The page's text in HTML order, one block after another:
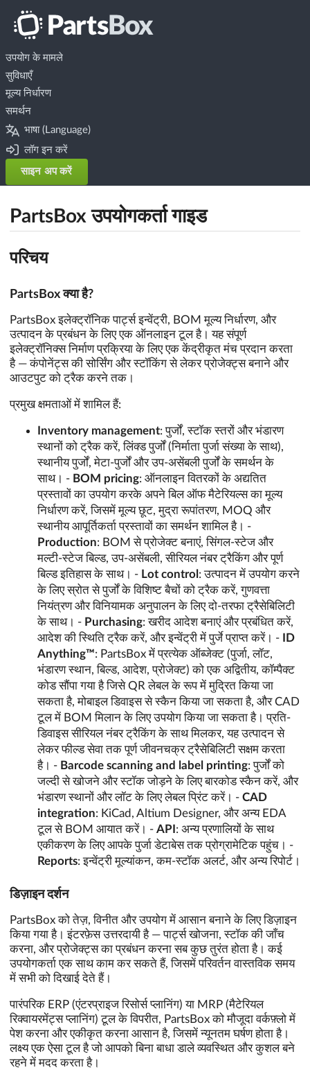
उपयोग के मामले
सुविधाएँ
मूल्य निर्धारण
समर्थन
भाषा (Language)
लॉग इन करें
साइन अप करें
PartsBox उपयोगकर्ता गाइड
परिचय
PartsBox क्या है?
PartsBox इलेक्ट्रॉनिक पार्ट्स इन्वेंट्री, BOM मूल्य निर्धारण, और
उत्पादन के प्रबंधन के लिए एक ऑनलाइन टूल है। यह संपूर्ण
इलेक्ट्रॉनिक्स निर्माण प्रक्रिया के लिए एक केंद्रीकृत मंच प्रदान करता
है — कंपोनेंट्स की सोर्सिंग और स्टॉकिंग से लेकर प्रोजेक्ट्स बनाने और
आउटपुट को ट्रैक करने तक।
प्रमुख क्षमताओं में शामिल हैं:
Inventory management: पुर्जों, स्टॉक स्तरों और भंडारण
स्थानों को ट्रैक करें, लिंक्ड पुर्जों (निर्माता पुर्जा संख्या के साथ),
स्थानीय पुर्जों, मेटा-पुर्जों और उप-असेंबली पुर्जों के समर्थन के
साथ। - BOM pricing: ऑनलाइन वितरकों के अद्यतित
प्रस्तावों का उपयोग करके अपने बिल ऑफ मैटेरियल्स का मूल्य
निर्धारण करें, जिसमें मूल्य छूट, मुद्रा रूपांतरण, MOQ और
स्थानीय आपूर्तिकर्ता प्रस्तावों का समर्थन शामिल है। -
Production: BOM से प्रोजेक्ट बनाएं, सिंगल-स्टेज और
मल्टी-स्टेज बिल्ड, उप-असेंबली, सीरियल नंबर ट्रैकिंग और पूर्ण
बिल्ड इतिहास के साथ। - Lot control : उत्पादन में उपयोग करने
के लिए स्रोत से पुर्जों के विशिष्ट बैचों को ट्रैक करें, गुणवत्ता
नियंत्रण और विनियामक अनुपालन के लिए दो-तरफा ट्रैसेबिलिटी
के साथ। - Purchasing: खरीद आदेश बनाएं और प्रबंधित करें,
आदेश की स्थिति ट्रैक करें, और इन्वेंट्री में पुर्जे प्राप्त करें। -
ID
Anything™: PartsBox में प्रत्येक ऑब्जेक्ट (पुर्जा, लॉट,
भंडारण स्थान, बिल्ड, आदेश, प्रोजेक्ट) को एक अद्वितीय, कॉम्पैक्ट
कोड सौंपा गया है जिसे QR लेबल के रूप में मुद्रित किया जा
सकता है, मोबाइल डिवाइस से स्कैन किया जा सकता है, और CAD
टूल में BOM मिलान के लिए उपयोग किया जा सकता है। प्रति-
डिवाइस सीरियल नंबर ट्रैकिंग के साथ मिलकर, यह उत्पादन से
लेकर फील्ड सेवा तक पूर्ण जीवनचक्र ट्रैसेबिलिटी सक्षम करता
है। - Barcode scanning and label printing: पुर्जों को
जल्दी से खोजने और स्टॉक जोड़ने के लिए बारकोड स्कैन करें, और
भंडारण स्थानों और लॉट के लिए लेबल प्रिंट करें। - CAD
integration: KiCad, Altium Designer, और अन्य EDA
टूल से BOM आयात करें। - API : अन्य प्रणालियों के साथ
एकीकरण के लिए आपके पुर्जा डेटाबेस तक प्रोग्रामेटिक पहुंच। -
Reports: इन्वेंट्री मूल्यांकन, कम-स्टॉक अलर्ट, और अन्य रिपोर्ट।
डिज़ाइन दर्शन
PartsBox को तेज़, विनीत और उपयोग में आसान बनाने के लिए डिज़ाइन
किया गया है। इंटरफ़ेस उत्तरदायी है — पार्ट्स खोजना, स्टॉक की जाँच
करना, और प्रोजेक्ट्स का प्रबंधन करना सब कुछ तुरंत होता है। कई
उपयोगकर्ता एक साथ काम कर सकते हैं, जिसमें परिवर्तन वास्तविक समय
में सभी को दिखाई देते हैं।
पारंपरिक ERP (एंटरप्राइज रिसोर्स प्लानिंग) या MRP (मैटेरियल
रिक्वायरमेंट्स प्लानिंग) टूल के विपरीत, PartsBox को मौजूदा वर्कफ़्लो में
पेश करना और एकीकृत करना आसान है, जिसमें न्यूनतम घर्षण होता है।
लक्ष्य एक ऐसा टूल है जो आपको बिना बाधा डाले व्यवस्थित और कुशल बने
रहने में मदद करता है।